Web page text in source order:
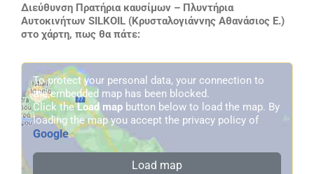
Διεύθυνση Πρατήρια καυσίμων – Πλυντήρια
Αυτοκινήτων SILKOIL (Κρυσταλογιάννης Αθανάσιος Ε.)
στο χάρτη, πως θα πάτε:
To protect your personal data, your connection to
the embedded map has been blocked.
Click theLoad map button below to load the map. By
loading the map you accept the privacy policy of
Google.
Load map